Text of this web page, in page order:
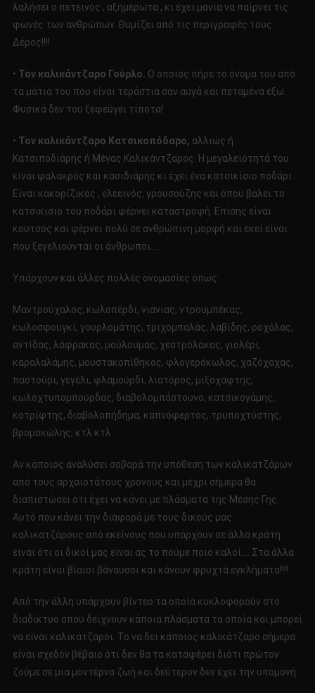
λαλήσει ο πετεινός , αξημέρωτα , κι έχει μανία να παίρνει τις
φωνές των ανθρώπων. Θυμίζει από τις περιγραφές τους
Δέρος!!!!
• Τον καλικάντζαρο Γούρλο. Ο οποίος πήρε το όνομα του από
τα μάτια του που είναι τεράστια σαν αυγά και πεταμένα έξω.
Φυσικά δεν του ξεφεύγει τίποτα!
• Τον καλικάντζαρο Κατσικοπόδαρο, αλλιώς ή
Κατσιποδιάρης ή Μέγας Καλικάντζαρος. Η μεγαλειότητά του
είναι φαλακρός και κασιδιάρης κι έχει ένα κατσικίσιο ποδάρι .
Είναι κακορίζικος , ελεεινός, γρουσούζης και όπου βάλει το
κατσικίσιο του ποδάρι φέρνει καταστροφή. Επίσης είναι
κουτσός και φέρνει πολύ σε ανθρώπινη μορφή και εκεί είναι
που ξεγελιούνται οι άνθρωποι….
Υπάρχουν και άλλες πολλές ονομασίες όπως:
Μαντρούχαλος, κωλοπέρδι, νιάνιας, ντρουμπέκας,
κωλοσφουγκί, γουρλομάτης, τριχομπαλάς, λαβίδης, ροχάλας,
αντίδας, λάφρακας, μούλουμας, χεστρόλακας, γιολέρι,
καραλαλάμης, μουστακοπίθηκος, φλογερόκωλος, χαζόχαχας,
παστούρι, γεγέλι, φλαμούρδι, λιατόρος, μιξοχάφτης,
κωλοχτυπομπούρδας, διαβολομπάστουνο, κατσικογάμης,
κοτρίφτης, διαβολοπήδημα, καπνόφερτος, τρυποχτύστης,
βρομοκώλης, κτλ κτλ.
Αν κάποιος αναλύσει σοβαρά την υπόθεση των καλικατζάρων
από τους αρχαιοτάτους χρόνους και μέχρι σήμερα θα
διαπιστώσει ότι έχει να κάνει με πλάσματα της Μέσης Γης.
Αυτό που κάνει την διαφορά με τους δικούς μας
καλικατζάρους από εκείνους που υπάρχουν σε άλλα κράτη
είναι ότι οι δικοί μας είναι ας το πούμε ποιο καλοί…. Στα άλλα
κράτη είναι βίαιοι βάναυσοι και κάνουν φρυχτά εγκλήματα!!!!
Από την άλλη υπάρχουν βίντεο τα οποία κυκλοφορούν στο
διαδίκτυο όπου δείχνουν κάποια πλάσματα τα οποία και μπορεί
να είναι καλικάτζαροι. Το να δει κάποιος καλικάτζαρο σήμερα
είναι σχεδόν βέβαιο ότι δεν θα τα καταφέρει διότι πρώτον
ζούμε σε μια μοντέρνα ζωή και δεύτερον δεν έχει την υπομονή.